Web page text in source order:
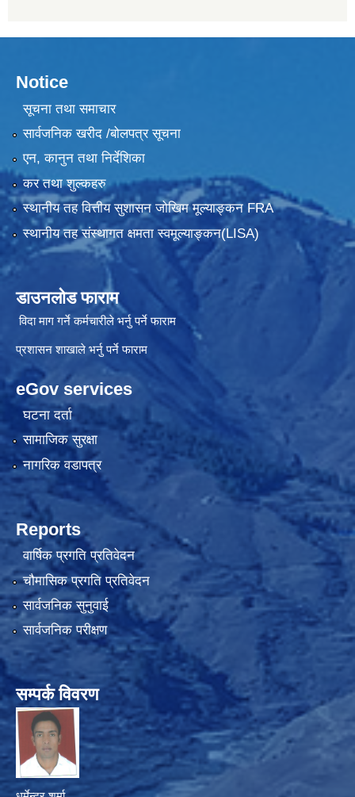
Notice
सूचना तथा समाचार
सार्वजनिक खरीद /बोलपत्र सूचना
एन, कानुन तथा निर्देशिका
कर तथा शुल्कहरु
स्थानीय तह वित्तीय सुशासन जोखिम मूल्याङ्कन FRA
स्थानीय तह संस्थागत क्षमता स्वमूल्याङ्कन(LISA)
डाउनलोड फाराम
विदा माग गर्ने कर्मचारीले भर्नु पर्ने फाराम
प्रशासन शाखाले भर्नु पर्ने फाराम
eGov services
घटना दर्ता
सामाजिक सुरक्षा
नागरिक वडापत्र
Reports
वार्षिक प्रगति प्रतिवेदन
चौमासिक प्रगति प्रतिवेदन
सार्वजनिक सुनुवाई
सार्वजनिक परीक्षण
सम्पर्क विवरण